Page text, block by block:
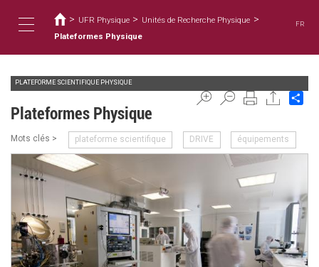
容
Toggle
navigation
在
這
裡
> UFR Physique > Unités de Recherche Physique >
Plateformes Physique
FR
PLATEFORME SCIENTIFIQUE PHYSIQUE
Plateformes Physique
Mots clés > plateforme scientifique DRIVE équipements